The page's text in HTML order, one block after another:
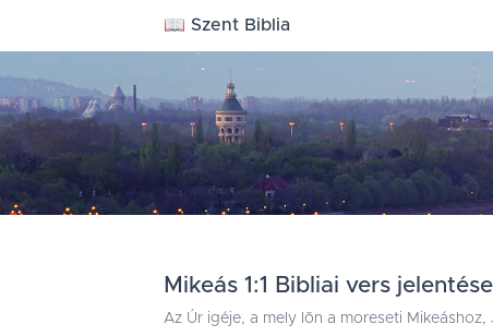
📖 Szent Biblia
Mikeás 1:1 Bibliai vers jelentése
Az Úr igéje, a mely lõn a moreseti